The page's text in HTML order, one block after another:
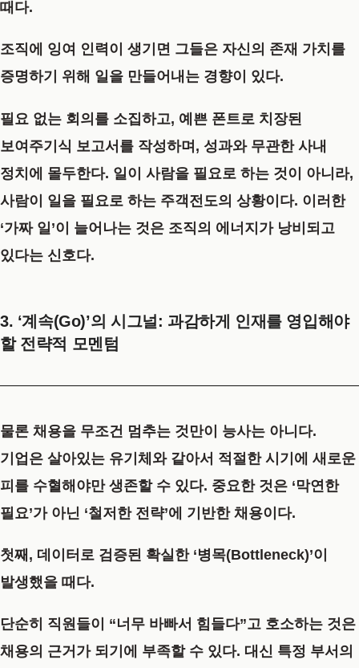
때다.
조직에 잉여 인력이 생기면 그들은 자신의 존재 가치를
증명하기 위해 일을 만들어내는 경향이 있다.
필요 없는 회의를 소집하고, 예쁜 폰트로 치장된
보여주기식 보고서를 작성하며, 성과와 무관한 사내
정치에 몰두한다. 일이 사람을 필요로 하는 것이 아니라,
사람이 일을 필요로 하는 주객전도의 상황이다. 이러한
‘가짜 일’이 늘어나는 것은 조직의 에너지가 낭비되고
있다는 신호다.
3. ‘계속(Go)’의 시그널: 과감하게 인재를 영입해야
할 전략적 모멘텀
물론 채용을 무조건 멈추는 것만이 능사는 아니다.
기업은 살아있는 유기체와 같아서 적절한 시기에 새로운
피를 수혈해야만 생존할 수 있다. 중요한 것은 ‘막연한
필요’가 아닌 ‘철저한 전략’에 기반한 채용이다.
첫째, 데이터로 검증된 확실한 ‘병목(Bottleneck)’이
발생했을 때다.
단순히 직원들이 “너무 바빠서 힘들다”고 호소하는 것은
채용의 근거가 되기에 부족할 수 있다. 대신 특정 부서의